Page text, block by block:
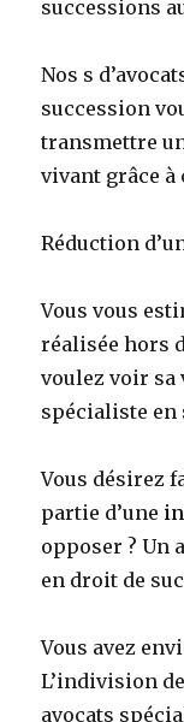
successions
Nos s
succession
transmettre
vivant grâce à
Réduction
Vous vous
réalisée hors
voulez voir sa
spécialiste en
Vous désirez
partie d’une
opposer ? Un
en droit de
Vous avez
L’indivision
avocats